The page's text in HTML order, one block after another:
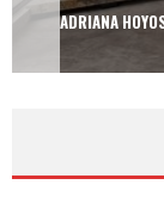
ADRIANA